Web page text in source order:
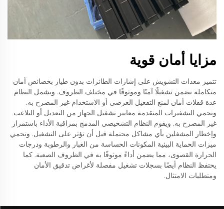
مزايا أمان قوية
تتميز معدات التشويش على إشارات الطائرات بدون طيار بخصائص أمان
متكاملة تضمن تشغيلًا آمنًا وموثوقًا في مختلف الظروف. ويشمل النظام
عدة قفلات أمان لمنع التفعيل العرضي أو الاستخدام غير المصرح به.
وتحمي التشفيرات المتقدمة معايير تشغيل الجهاز من التعديل أو التلاعب
غير المصرح به. ويقوم النظام التشخيصي المدمج بمراقبة الأداء باستمرار
وإخطار المشغلين بأي مشاكل محتملة قبل أن تؤثر على التشغيل. وتحمي
ميزات الحماية البيئية المكونات الحساسة من الغبار والرطوبة ودرجات
الحرارة القصوى، مما يضمن أداءً موثوقًا به في الظروف الصعبة. كما
يحتفظ النظام أيضًا بسجلات تشغيل مفصلة لأغراض تدقيق الأمان
ومتطلبات الامتثال.